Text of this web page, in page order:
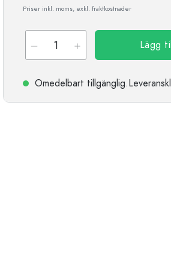
Priser inkl. moms, exkl. fraktkostnader
Lägg
Omedelbart tillgänglig.